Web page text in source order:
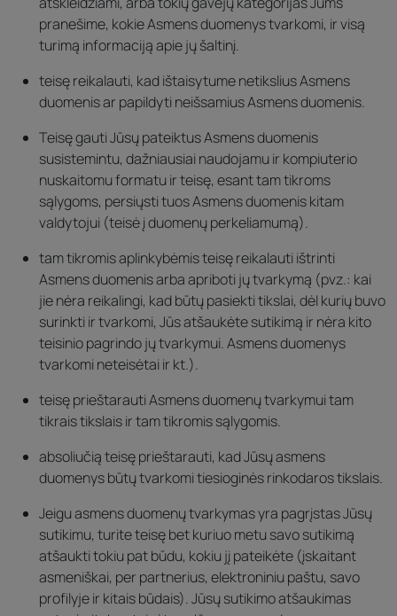
pranešime, kokie Asmens duomenys tvarkomi, ir visą
turimą informaciją apie jų šaltinį.
teisę reikalauti, kad ištaisytume netikslius Asmens
duomenis ar papildyti neišsamius Asmens duomenis.
Teisę gauti Jūsų pateiktus Asmens duomenis
susistemintu, dažniausiai naudojamu ir kompiuterio
nuskaitomu formatu ir teisę, esant tam tikroms
sąlygoms, persiųsti tuos Asmens duomenis kitam
valdytojui (teisė į duomenų perkeliamumą).
tam tikromis aplinkybėmis teisę reikalauti ištrinti
Asmens duomenis arba apriboti jų tvarkymą (pvz.: kai
jie nėra reikalingi, kad būtų pasiekti tikslai, dėl kurių buvo
surinkti ir tvarkomi, Jūs atšaukėte sutikimą ir nėra kito
teisinio pagrindo jų tvarkymui. Asmens duomenys
tvarkomi neteisėtai ir kt.).
teisę prieštarauti Asmens duomenų tvarkymui tam
tikrais tikslais ir tam tikromis sąlygomis.
absoliučią teisę prieštarauti, kad Jūsų asmens
duomenys būtų tvarkomi tiesioginės rinkodaros tikslais.
Jeigu asmens duomenų tvarkymas yra pagrįstas Jūsų
sutikimu, turite teisę bet kuriuo metu savo sutikimą
atšaukti tokiu pat būdu, kokiu jį pateikėte (įskaitant
asmeniškai, per partnerius, elektroniniu paštu, savo
profilyje ir kitais būdais). Jūsų sutikimo atšaukimas